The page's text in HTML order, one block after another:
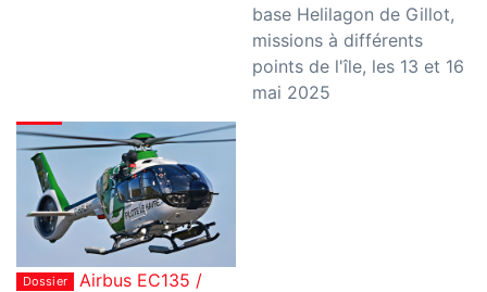
base Helilagon de Gillot,
missions à différents
points de l'île, les 13 et 16
mai 2025
Dossier Airbus EC135 /